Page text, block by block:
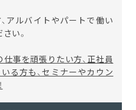
アルバイトやパートで働い
い。
事を頑張りたい方、正社員
る方も、セミナーやカウン